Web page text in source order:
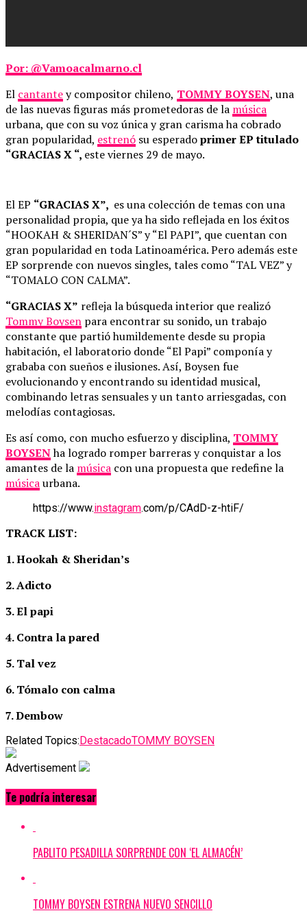
Por: @Vamoacalmarno.cl
El cantantey compositor chileno, TOMMY BOYSEN, una
de las nuevas figuras más prometedoras de la música
urbana, que con su voz única y gran carisma ha cobrado
gran popularidad, estrenó su esperadoprimer EP titulado
“GRACIAS X “, este viernes 29 de mayo.
El EP “GRACIAS X”, es una colección de temas con una
personalidad propia, que ya ha sido reflejada en los éxitos
“HOOKAH & SHERIDAN´S” y “El PAPI”, que cuentan con
gran popularidad en toda Latinoamérica. Pero además este
EP sorprende con nuevos singles, tales como “TAL VEZ” y
“TOMALO CON CALMA”.
“GRACIAS X” refleja la búsqueda interior que realizó
Tommy Boysen para encontrar su sonido, un trabajo
constante que partió humildemente desde su propia
habitación, el laboratorio donde “El Papi” componía y
grababa con sueños e ilusiones. Así, Boysen fue
evolucionando y encontrando su identidad musical,
combinando letras sensuales y un tanto arriesgadas, con
melodías contagiosas.
Es así como, con mucho esfuerzo y disciplina, TOMMY
BOYSENha logrado romper barreras y conquistar a los
amantes de la música con una propuesta que redefine la
músicaurbana.
https://www.instagram.com/p/CAdD-z-htiF/
TRACK LIST:
1. Hookah & Sheridan’s
2. Adicto
3. El papi
4. Contra la pared
5. Tal vez
6. Tómalo con calma
7. Dembow
Related Topics:DestacadoTOMMY BOYSEN
Advertisement
Te podría interesar
PABLITO PESADILLA SORPRENDE CON ‘EL ALMACÉN’
TOMMY BOYSEN ESTRENA NUEVO SENCILLO